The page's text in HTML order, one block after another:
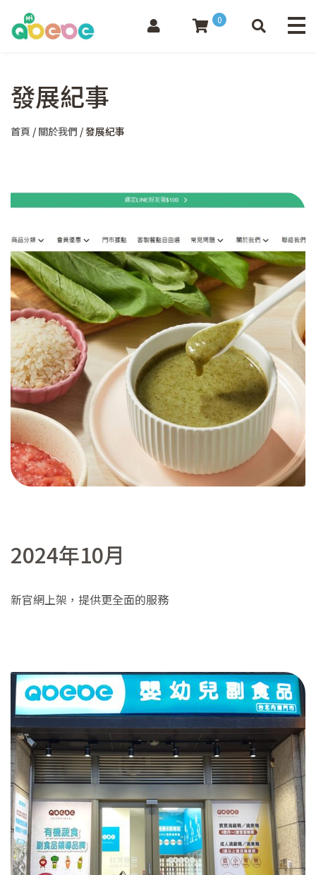
0
發展紀事
首頁 / 關於我們 / 發展紀事
2024年10月
新官網上架，提供更全面的服務